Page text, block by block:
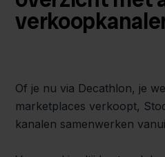
Of je nu via Decathlon, je
marketplaces verkoopt,
kanalen samenwerken